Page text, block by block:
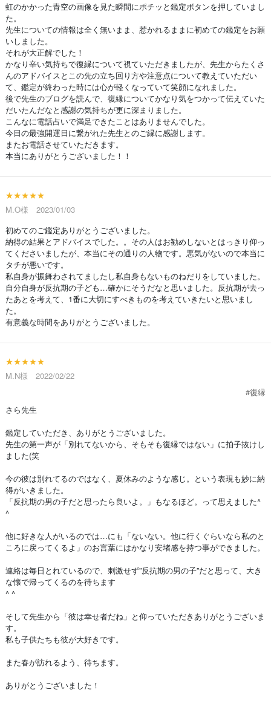
虹のかかった青空の画像を見た瞬間にポチッと鑑定ボタンを押していまし
た。
先生についての情報は全く無いまま、惹かれるままに初めての鑑定をお願
いしました。
それが大正解でした！
かなり辛い気持ちで復縁について視ていただきましたが、先生からたくさ
んのアドバイスとこの先の立ち回り方や注意点について教えていただい
て、鑑定が終わった時には心が軽くなっていて笑顔になれました。
後で先生のブログを読んで、復縁についてかなり気をつかって伝えていた
だいたんだなと感謝の気持ちが更に深まりました。
こんなに電話占いで満足できたことはありませんでした。
今日の最強開運日に繋がれた先生とのご縁に感謝します。
またお電話させていただきます。
本当にありがとうございました！！
★★★★★
M.O様 2023/01/03
初めてのご鑑定ありがとうございました。
納得の結果とアドバイスでした。。その人はお勧めしないとはっきり仰っ
てくださいましたが、本当にその通りの人物です。悪気がないので本当に
タチが悪いです。
私自身が振舞わされてましたし私自身もないものねだりをしていました。
自分自身が反抗期の子ども…確かにそうだなと思いました。反抗期が去っ
たあとを考えて、1番に大切にすべきものを考えていきたいと思いまし
た。
有意義な時間をありがとうございました。
★★★★★
M.N様 2022/02/22
#復縁
さら先生
鑑定していただき、ありがとうございました。
先生の第一声が「別れてないから、そもそも復縁ではない」に拍子抜けし
ました(笑
今の彼は別れてるのではなく、夏休みのような感じ。という表現も妙に納
得がいきました。
「反抗期の男の子だと思ったら良いよ。」もなるほど。って思えました^
^
他に好きな人がいるのでは…にも「ないない。他に行くぐらいなら私のと
ころに戻ってくるよ」のお言葉にはかなり安堵感を持つ事ができました。
連絡は毎日とれているので、刺激せず”反抗期の男の子”だと思って、大き
な懐で帰ってくるのを待ちます
^ ^
そして先生から「彼は幸せ者だね」と仰っていただきありがとうございま
す。
私も子供たちも彼が大好きです。
また春が訪れるよう、待ちます。
ありがとうございました！